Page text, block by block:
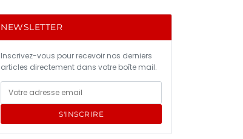
NEWSLETTER
Inscrivez-vous pour recevoir nos derniers
articles directement dans votre boîte mail.
S'INSCRIRE